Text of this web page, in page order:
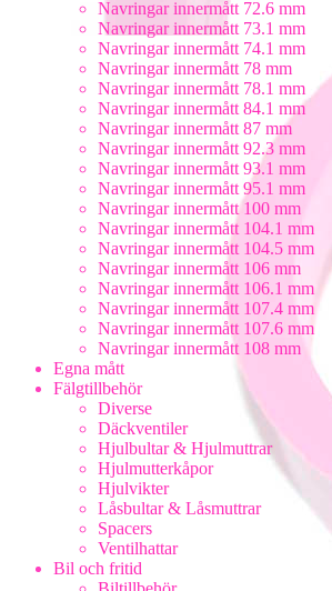
Navringar innermått 72.6 mm
Navringar innermått 73.1 mm
Navringar innermått 74.1 mm
Navringar innermått 78 mm
Navringar innermått 78.1 mm
Navringar innermått 84.1 mm
Navringar innermått 87 mm
Navringar innermått 92.3 mm
Navringar innermått 93.1 mm
Navringar innermått 95.1 mm
Navringar innermått 100 mm
Navringar innermått 104.1 mm
Navringar innermått 104.5 mm
Navringar innermått 106 mm
Navringar innermått 106.1 mm
Navringar innermått 107.4 mm
Navringar innermått 107.6 mm
Navringar innermått 108 mm
Egna mått
Fälgtillbehör
Diverse
Däckventiler
Hjulbultar & Hjulmuttrar
Hjulmutterkåpor
Hjulvikter
Låsbultar & Låsmuttrar
Spacers
Ventilhattar
Bil och fritid